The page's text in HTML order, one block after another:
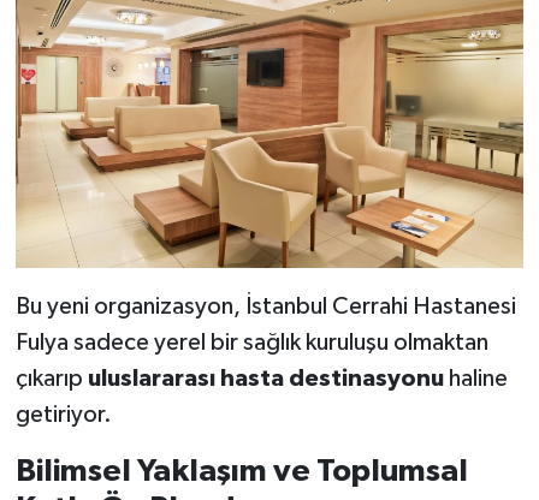
Bu yeni organizasyon, İstanbul Cerrahi Hastanesi
Fulya sadece yerel bir sağlık kuruluşu olmaktan
çıkarıp uluslararası hasta destinasyonuhaline
getiriyor.
Bilimsel Yaklaşım ve Toplumsal